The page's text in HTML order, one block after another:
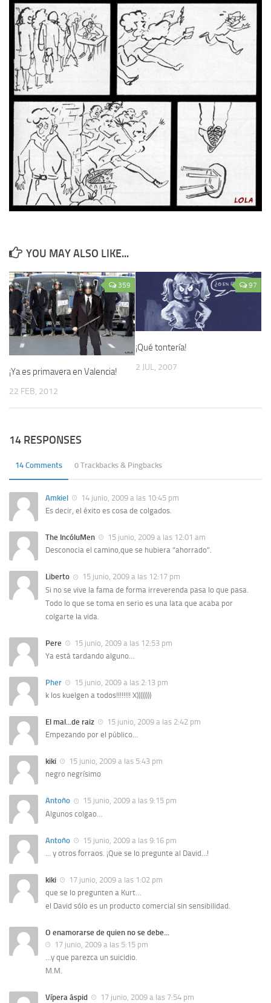
YOU MAY ALSO LIKE...
359
¡Ya es primavera en Valencia!
22 FEB, 2012
97
¡Qué tontería!
2 JUL, 2007
14 RESPONSES
14 Comments 0 Trackbacks & Pingbacks
Amkiel
14 junio, 2009 a las 10:45 pm
Es decir, el éxito es cosa de colgados.
The IncóluMen
15 junio, 2009 a las 12:01 am
Desconocia el camino,que se hubiera “ahorrado”.
Liberto
15 junio, 2009 a las 12:17 pm
Si no se vive la fama de forma irreverenda pasa lo que pasa.
Todo lo que se toma en serio es una lata que acaba por
colgarte la vida.
Pere
15 junio, 2009 a las 12:53 pm
Ya está tardando alguno…
Pher
15 junio, 2009 a las 2:13 pm
k los kuelgen a todos!!!!!!!! X))))))))
El mal...de raiz
15 junio, 2009 a las 2:42 pm
Empezando por el público…
kiki
15 junio, 2009 a las 5:43 pm
negro negrísimo
Antoño
15 junio, 2009 a las 9:15 pm
Algunos colgao…
Antoño
15 junio, 2009 a las 9:16 pm
… y otros forraos. ¡Que se lo pregunte al David…!
kiki
17 junio, 2009 a las 1:02 pm
que se lo pregunten a Kurt…
el David sólo es un producto comercial sin sensibilidad.
O enamorarse de quien no se debe...
17 junio, 2009 a las 5:15 pm
…y que parezca un suicidio.
M.M.
Vípera áspid 17 junio, 2009 a las 7:54 pm